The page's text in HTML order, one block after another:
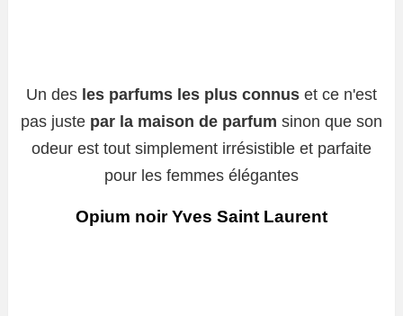
Un des les parfums les plus connus et ce n'est
pas juste par la maison de parfum sinon que son
odeur est tout simplement irrésistible et parfaite
pour les femmes élégantes
Opium noir Yves Saint Laurent